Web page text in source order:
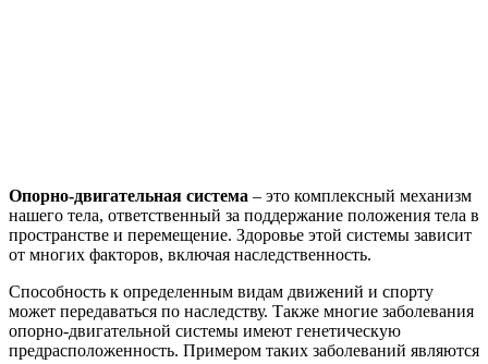
Опорно-двигательная система – это комплексный механизм
нашего тела, ответственный за поддержание положения тела в
пространстве и перемещение. Здоровье этой системы зависит
от многих факторов, включая наследственность.
Способность к определенным видам движений и спорту
может передаваться по наследству. Также многие заболевания
опорно-двигательной системы имеют генетическую
предрасположенность. Примером таких заболеваний являются